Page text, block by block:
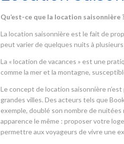
Qu’est-ce que la location saisonnière
La location saisonnière est le fait de
peut varier de quelques nuits à
La « location de vacances » est une
comme la mer et la montagne,
Le concept de location saisonnière
grandes villes. Des acteurs tels que
exemple, doublé son nombre de
apparence le même : proposer votre
permettre aux voyageurs de vivre une